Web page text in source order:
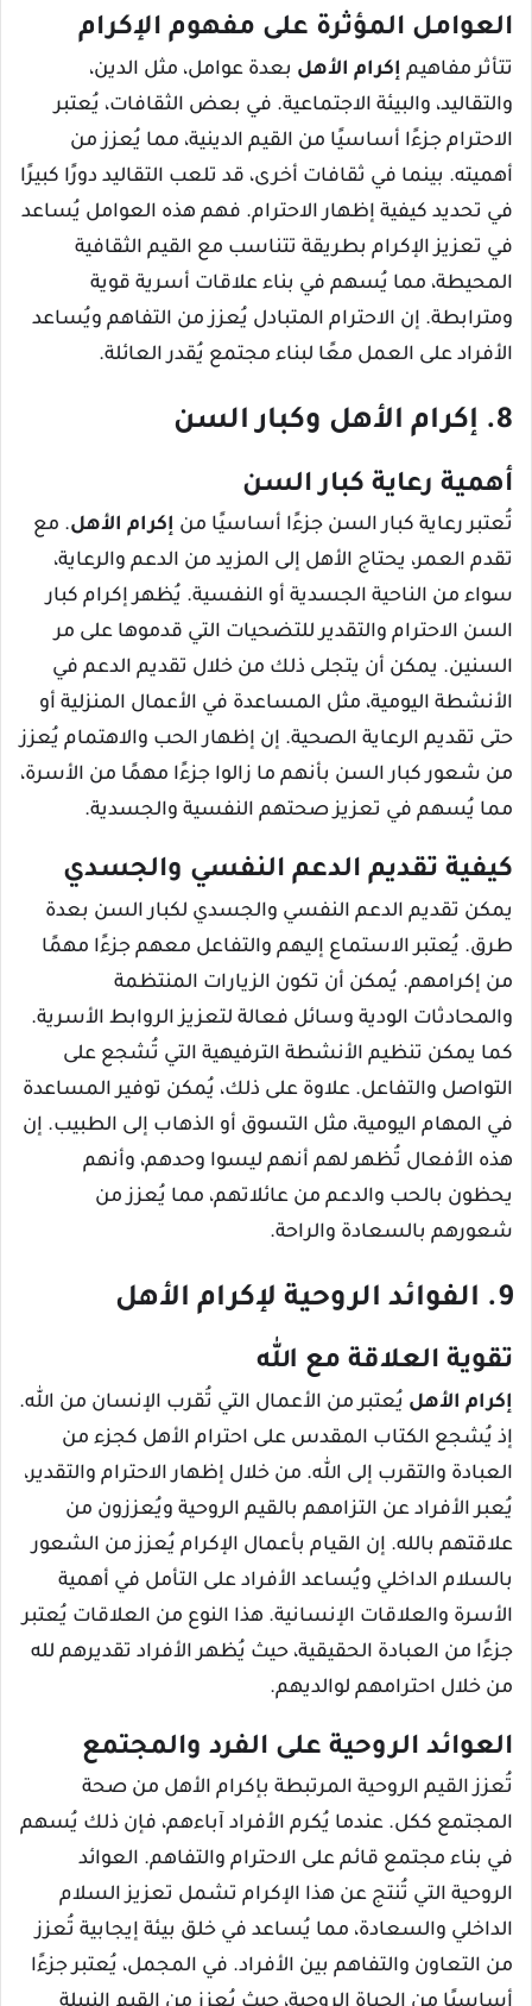
العوامل المؤثرة على مفهوم الإكرام
تتأثر مفاهيم إكرام الأهل بعدة عوامل، مثل الدين،
والتقاليد، والبيئة الاجتماعية. في بعض الثقافات، يُعتبر
الاحترام جزءًا أساسيًا من القيم الدينية، مما يُعزز من
أهميته. بينما في ثقافات أخرى، قد تلعب التقاليد دورًا كبيرًا
في تحديد كيفية إظهار الاحترام. فهم هذه العوامل يُساعد
في تعزيز الإكرام بطريقة تتناسب مع القيم الثقافية
المحيطة، مما يُسهم في بناء علاقات أسرية قوية
ومترابطة. إن الاحترام المتبادل يُعزز من التفاهم ويُساعد
الأفراد على العمل معًا لبناء مجتمع يُقدر العائلة.
8. إكرام الأهل وكبار السن
أهمية رعاية كبار السن
تُعتبر رعاية كبار السن جزءًا أساسيًا من إكرام الأهل. مع
تقدم العمر، يحتاج الأهل إلى المزيد من الدعم والرعاية،
سواء من الناحية الجسدية أو النفسية. يُظهر إكرام كبار
السن الاحترام والتقدير للتضحيات التي قدموها على مر
السنين. يمكن أن يتجلى ذلك من خلال تقديم الدعم في
الأنشطة اليومية، مثل المساعدة في الأعمال المنزلية أو
حتى تقديم الرعاية الصحية. إن إظهار الحب والاهتمام يُعزز
من شعور كبار السن بأنهم ما زالوا جزءًا مهمًا من الأسرة،
مما يُسهم في تعزيز صحتهم النفسية والجسدية.
كيفية تقديم الدعم النفسي والجسدي
يمكن تقديم الدعم النفسي والجسدي لكبار السن بعدة
طرق. يُعتبر الاستماع إليهم والتفاعل معهم جزءًا مهمًا
من إكرامهم. يُمكن أن تكون الزيارات المنتظمة
والمحادثات الودية وسائل فعالة لتعزيز الروابط الأسرية.
كما يمكن تنظيم الأنشطة الترفيهية التي تُشجع على
التواصل والتفاعل. علاوة على ذلك، يُمكن توفير المساعدة
في المهام اليومية، مثل التسوق أو الذهاب إلى الطبيب. إن
هذه الأفعال تُظهر لهم أنهم ليسوا وحدهم، وأنهم
يحظون بالحب والدعم من عائلاتهم، مما يُعزز من
شعورهم بالسعادة والراحة.
9. الفوائد الروحية لإكرام الأهل
تقوية العلاقة مع الله
إكرام الأهل يُعتبر من الأعمال التي تُقرب الإنسان من الله.
إذ يُشجع الكتاب المقدس على احترام الأهل كجزء من
العبادة والتقرب إلى الله. من خلال إظهار الاحترام والتقدير،
يُعبر الأفراد عن التزامهم بالقيم الروحية ويُعززون من
علاقتهم بالله. إن القيام بأعمال الإكرام يُعزز من الشعور
بالسلام الداخلي ويُساعد الأفراد على التأمل في أهمية
الأسرة والعلاقات الإنسانية. هذا النوع من العلاقات يُعتبر
جزءًا من العبادة الحقيقية، حيث يُظهر الأفراد تقديرهم لله
من خلال احترامهم لوالديهم.
العوائد الروحية على الفرد والمجتمع
تُعزز القيم الروحية المرتبطة بإكرام الأهل من صحة
المجتمع ككل. عندما يُكرم الأفراد آباءهم، فإن ذلك يُسهم
في بناء مجتمع قائم على الاحترام والتفاهم. العوائد
الروحية التي تُنتج عن هذا الإكرام تشمل تعزيز السلام
الداخلي والسعادة، مما يُساعد في خلق بيئة إيجابية تُعزز
من التعاون والتفاهم بين الأفراد. في المجمل، يُعتبر جزءًا